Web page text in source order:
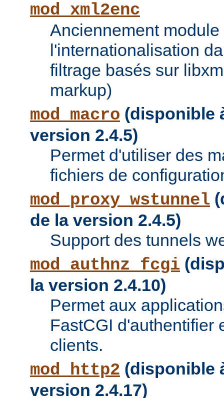
mod_xml2enc
Anciennement
l'internationalisation
filtrage basés sur
markup)
mod_macro (disponible
version 2.4.5)
Permet d'utiliser des
fichiers de
mod_proxy_wstunnel
de la version 2.4.5)
Support des tunnels
mod_authnz_fcgi
la version 2.4.10)
Permet aux
FastCGI d'authentifier
clients.
mod_http2 (disponible
version 2.4.17)